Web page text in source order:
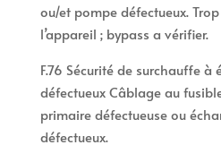
ou/et pompe défectueux.
l’appareil ; bypass a vérifier.
F.76 Sécurité de surchauffe
défectueux Câblage au
primaire défectueuse ou
défectueux.